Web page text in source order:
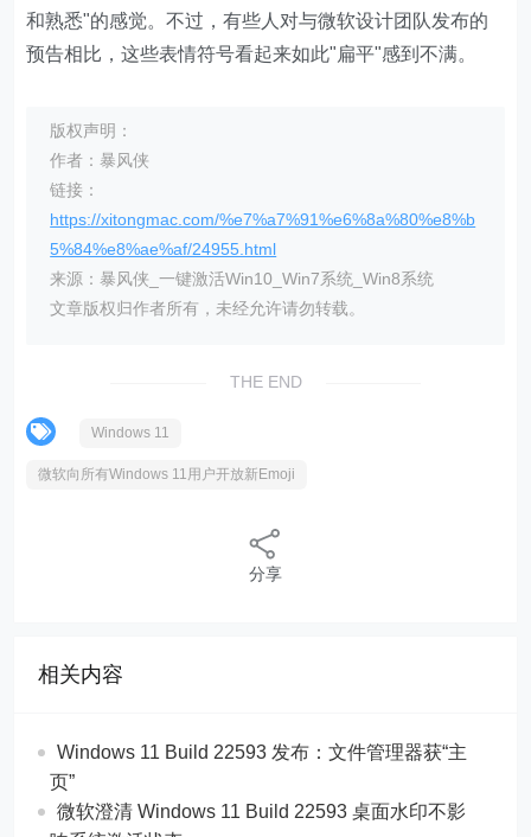
和熟悉"的感觉。不过，有些人对与微软设计团队发布的
预告相比，这些表情符号看起来如此"扁平"感到不满。
版权声明：
作者：暴风侠
链接：
https://xitongmac.com/%e7%a7%91%e6%8a%80%e8%b
5%84%e8%ae%af/24955.html
来源：暴风侠_一键激活Win10_Win7系统_Win8系统
文章版权归作者所有，未经允许请勿转载。
THE END
Windows 11
微软向所有Windows 11用户开放新Emoji
分享
相关内容
Windows 11 Build 22593 发布：文件管理器获“主
页”
微软澄清 Windows 11 Build 22593 桌面水印不影